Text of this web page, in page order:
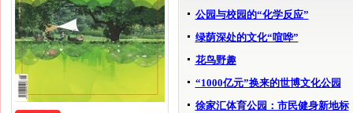
公园与校园的“化学反应”
绿荫深处的文化“喧哗”
花鸟野趣
“1000亿元”换来的世博文化公园
徐家汇体育公园：市民健身新地标